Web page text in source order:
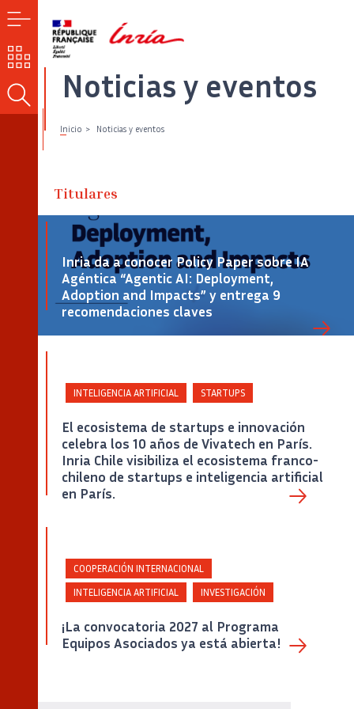
MENÚ
NUESTROS
RETOS
BUSCAR Noticias y eventos
Inicio Noticias y eventos
Titulares
Captura de pantalla de la portada del Policy Paper «Agentic AI: Deployment, Adoption and
Impacts» de Inria.
Inria da a conocer Policy Paper sobre IA
Agéntica “Agentic AI: Deployment,
Adoption and Impacts” y entrega 9
recomendaciones claves
INTELIGENCIA ARTIFICIAL STARTUPS
El ecosistema de startups e innovación
celebra los 10 años de Vivatech en París.
Inria Chile visibiliza el ecosistema franco-
chileno de startups e inteligencia artificial
en París.
COOPERACIÓN INTERNACIONAL
INTELIGENCIA ARTIFICIAL
INVESTIGACIÓN
¡La convocatoria 2027 al Programa
Equipos Asociados ya está abierta!